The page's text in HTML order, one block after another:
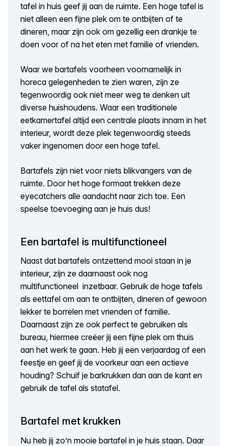
tafel in huis geef jij aan de ruimte. Een hoge tafel is
niet alleen een fijne plek om te ontbijten of te
dineren, maar zijn ook om gezellig een drankje te
doen voor of na het eten met familie of vrienden.
Waar we bartafels voorheen voornamelijk in
horeca gelegenheden te zien waren, zijn ze
tegenwoordig ook niet meer weg te denken uit
diverse huishoudens. Waar een traditionele
eetkamertafel altijd een centrale plaats innam in het
interieur, wordt deze plek tegenwoordig steeds
vaker ingenomen door een hoge tafel.
Bartafels zijn niet voor niets blikvangers van de
ruimte. Door het hoge formaat trekken deze
eyecatchers alle aandacht naar zich toe. Een
speelse toevoeging aan je huis dus!
Een bartafel is multifunctioneel
Naast dat bartafels ontzettend mooi staan in je
interieur, zijn ze daarnaast ook nog
multifunctioneel inzetbaar. Gebruik de hoge tafels
als eettafel om aan te ontbijten, dineren of gewoon
lekker te borrelen met vrienden of familie.
Daarnaast zijn ze ook perfect te gebruiken als
bureau, hiermee creëer jij een fijne plek om thuis
aan het werk te gaan. Heb jij een verjaardag of een
feestje en geef jij de voorkeur aan een actieve
houding? Schuif je barkrukken dan aan de kant en
gebruik de tafel als statafel.
Bartafel met krukken
Nu heb jij zo’n mooie bartafel in je huis staan. Daar